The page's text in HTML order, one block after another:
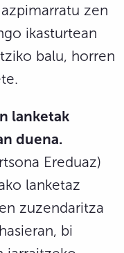
zen
ikasturtean
balu, horren
lanketak
duena.
Ereduaz)
lanketaz
zuzendaritza
bi